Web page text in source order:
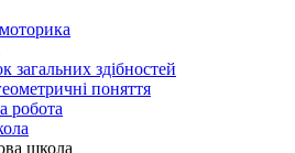
загальних здібностей
поняття
робота
школа